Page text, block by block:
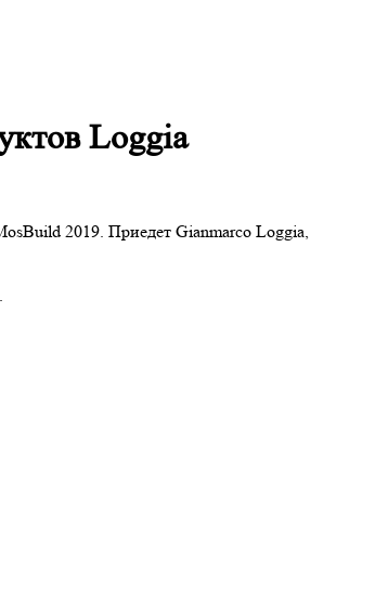
Loggia
2019. Приедет Gianmarco Loggia,